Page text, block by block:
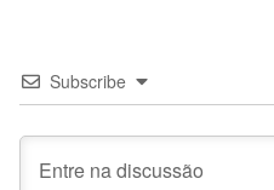
Subscribe